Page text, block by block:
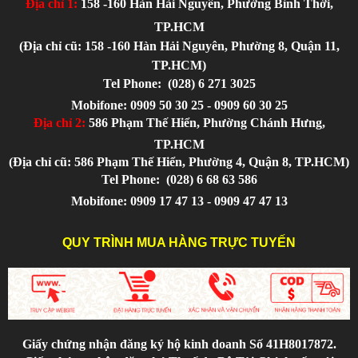
Địa chỉ 1: 158 -160 Hàn Hải Nguyên, Phường Bình Thới,
TP.HCM
(Địa chỉ cũ: 158 -160 Hàn Hải Nguyên, Phường 8, Quận 11,
TP.HCM)
Tel Phone: (028) 6 271 3025
Mobifone: 0909 50 30 25 - 0909 60 30 25
Địa chỉ 2: 586 Phạm Thế Hiển, Phường Chánh Hưng,
TP.HCM
(Địa chỉ cũ: 586 Phạm Thế Hiển, Phường 4, Quận 8, TP.HCM)
Tel Phone: (028) 6 68 63 586
Mobifone: 0909 17 47 13 - 0909 47 47 13
QUY TRÌNH MUA HÀNG TRỰC TUYẾN
Giấy chứng nhận đăng ký hộ kinh doanh Số 41H8017872.